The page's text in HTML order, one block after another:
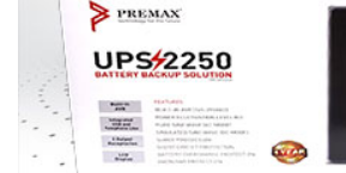
Onduleur Premax 2250VA / 1350
: 2250VA / 1350W
– Régulation automatique de la
alimentation stable.